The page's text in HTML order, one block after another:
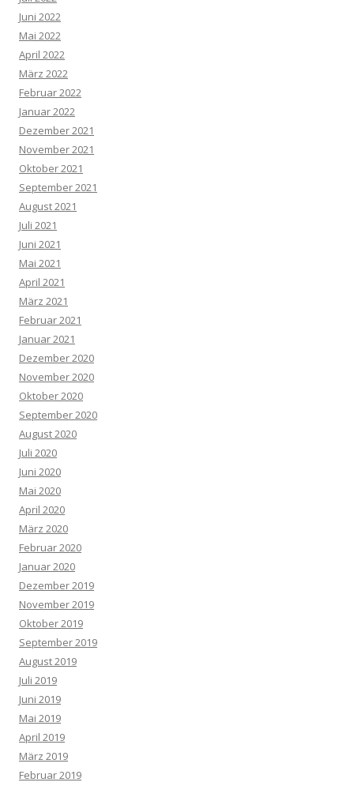
Juni 2022
Mai 2022
April 2022
März 2022
Februar 2022
Januar 2022
Dezember 2021
November 2021
Oktober 2021
September 2021
August 2021
Juli 2021
Juni 2021
Mai 2021
April 2021
März 2021
Februar 2021
Januar 2021
Dezember 2020
November 2020
Oktober 2020
September 2020
August 2020
Juli 2020
Juni 2020
Mai 2020
April 2020
März 2020
Februar 2020
Januar 2020
Dezember 2019
November 2019
Oktober 2019
September 2019
August 2019
Juli 2019
Juni 2019
Mai 2019
April 2019
März 2019
Februar 2019